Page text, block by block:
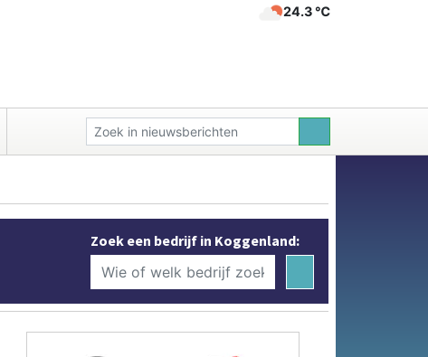
24.3 ℃
Zoek een bedrijf in Koggenland: